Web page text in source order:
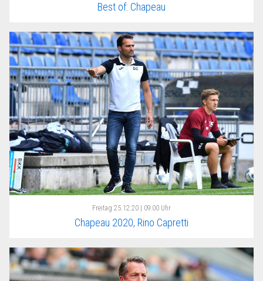
Best of: Chapeau
Freitag 25.12.20 | 09:00 Uhr
Chapeau 2020, Rino Capretti